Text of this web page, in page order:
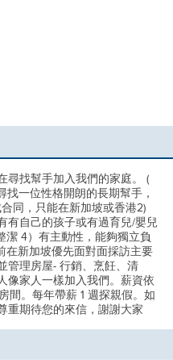
尋找幫手加入我們的家庭。 (
找一位性格開朗的長期幫手，
同，只能在新加坡或香港2)
有自己的孩子或有過育兒/嬰兒
潔 4）有主動性，能夠獨立負
在新加坡優先面對面採訪主要
管理房屋- 行銷、烹飪、清
像家人一樣加入我們。薪資依
間。每年帶薪 1 週探親假。如
重期待您的來信，謝謝大家